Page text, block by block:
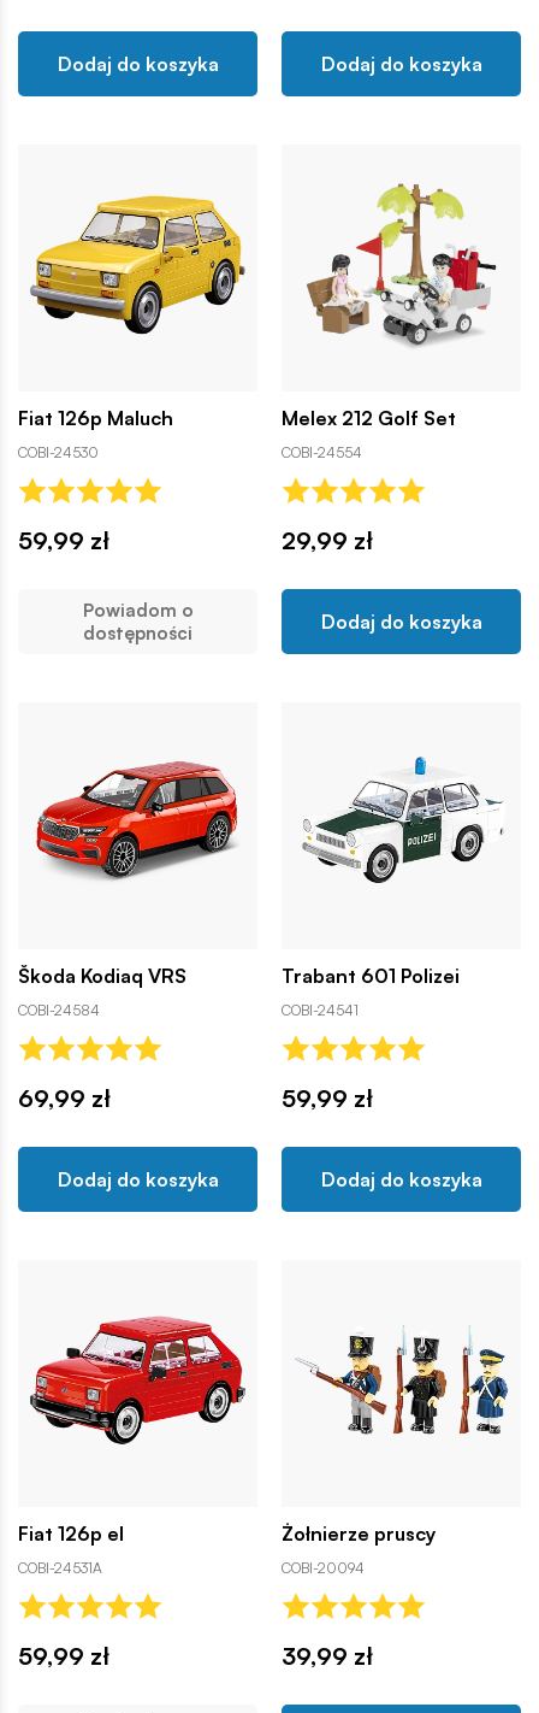
Dodaj do koszyka Dodaj do koszyka
Fiat 126p Maluch
COBI-24530
59,99 zł
Powiadom o
dostępności
Melex 212 Golf Set
COBI-24554
29,99 zł
Dodaj do koszyka
Škoda Kodiaq VRS
COBI-24584
69,99 zł
Dodaj do koszyka
Trabant 601 Polizei
COBI-24541
59,99 zł
Dodaj do koszyka
Fiat 126p el
COBI-24531A
59,99 zł
Żołnierze pruscy
COBI-20094
39,99 zł